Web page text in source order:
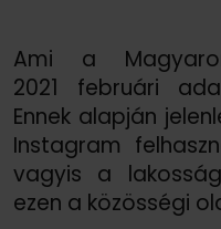
Ami a
2021 februári
Ennek alapján
Instagram
vagyis a
ezen a közösségi